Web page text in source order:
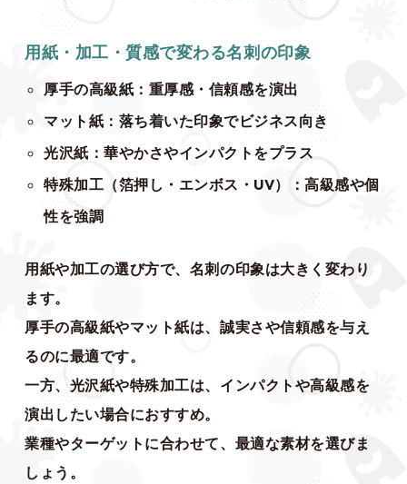
用紙・加工・質感で変わる名刺の印象
厚手の高級紙：重厚感・信頼感を演出
マット紙：落ち着いた印象でビジネス向き
光沢紙：華やかさやインパクトをプラス
特殊加工（箔押し・エンボス・UV）：高級感や個
性を強調
用紙や加工の選び方で、名刺の印象は大きく変わり
ます。
厚手の高級紙やマット紙は、誠実さや信頼感を与え
るのに最適です。
一方、光沢紙や特殊加工は、インパクトや高級感を
演出したい場合におすすめ。
業種やターゲットに合わせて、最適な素材を選びま
しょう。